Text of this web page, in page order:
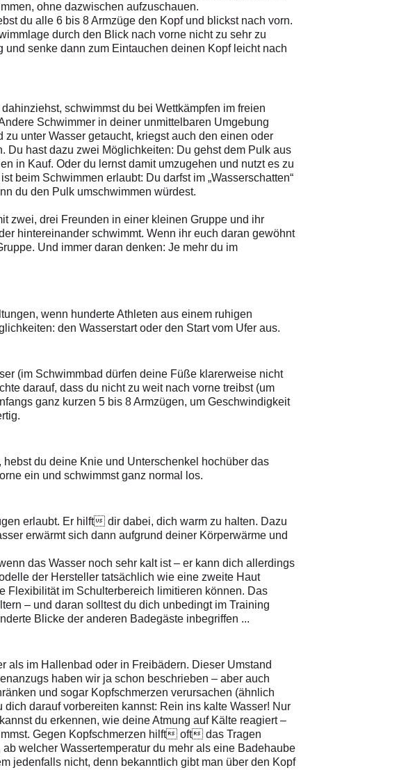
ohne dazwischen aufzuschauen.
du alle 6 bis 8 Armzüge den Kopf und blickst nach vorn.
durch den Blick nach vorne nicht zu sehr zu
senke dann zum Eintauchen deinen Kopf leicht nach
schwimmst du bei Wettkämpfen im freien
Schwimmer in deiner unmittelbaren Umgebung
unter Wasser getaucht, kriegst auch den einen oder
Du hast dazu zwei Möglichkeiten: Du gehst dem Pulk aus
in Kauf. Oder du lernst damit umzugehen und nutzt es zu
beim Schwimmen erlaubt: Du darfst im „Wasserschatten“
du den Pulk umschwimmen würdest.
zwei, drei Freunden in einer kleinen Gruppe und ihr
hintereinander schwimmt. Wenn ihr euch daran gewöhnt
Und immer daran denken: Je mehr du im
wenn hunderte Athleten aus einem ruhigen
den Wasserstart oder den Start vom Ufer aus.
(im Schwimmbad dürfen deine Füße klarerweise nicht
darauf, dass du nicht zu weit nach vorne treibst (um
ganz kurzen 5 bis 8 Armzügen, um Geschwindigkeit
du deine Knie und Unterschenkel hochüber das
ein und schwimmst ganz normal los.
erlaubt. Er hilft dir dabei, dich warm zu halten. Dazu
erwärmt sich dann aufgrund deiner Körperwärme und
das Wasser noch sehr kalt ist – er kann dich allerdings
der Hersteller tatsächlich wie eine zweite Haut
Flexibilität im Schulterbereich limitieren können. Das
– und daran solltest du dich unbedingt im Training
Blicke der anderen Badegäste inbegriffen ...
als im Hallenbad oder in Freibädern. Dieser Umstand
haben wir ja schon beschrieben – aber auch
und sogar Kopfschmerzen verursachen (ähnlich
darauf vorbereiten kannst: Rein ins kalte Wasser! Nur
du erkennen, wie deine Atmung auf Kälte reagiert –
Gegen Kopfschmerzen hilft oft das Tragen
welcher Wassertemperatur du mehr als eine Badehaube
jedenfalls nicht, denn bekanntlich gibt man über den Kopf